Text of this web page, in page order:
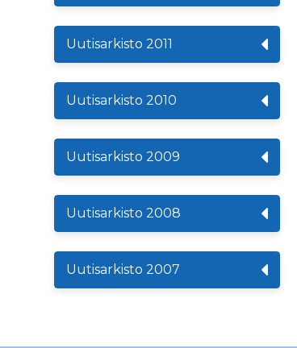
Uutisarkisto 2011
Uutisarkisto 2010
Uutisarkisto 2009
Uutisarkisto 2008
Uutisarkisto 2007